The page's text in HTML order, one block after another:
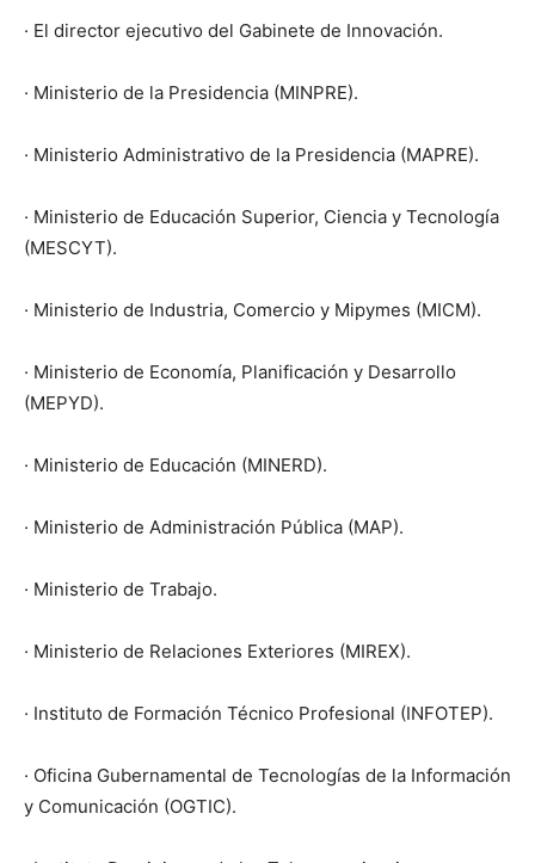
· El director ejecutivo del Gabinete de Innovación.
· Ministerio de la Presidencia (MINPRE).
· Ministerio Administrativo de la Presidencia (MAPRE).
· Ministerio de Educación Superior, Ciencia y Tecnología
(MESCYT).
· Ministerio de Industria, Comercio y Mipymes (MICM).
· Ministerio de Economía, Planificación y Desarrollo
(MEPYD).
· Ministerio de Educación (MINERD).
· Ministerio de Administración Pública (MAP).
· Ministerio de Trabajo.
· Ministerio de Relaciones Exteriores (MIREX).
· Instituto de Formación Técnico Profesional (INFOTEP).
· Oficina Gubernamental de Tecnologías de la Información
y Comunicación (OGTIC).